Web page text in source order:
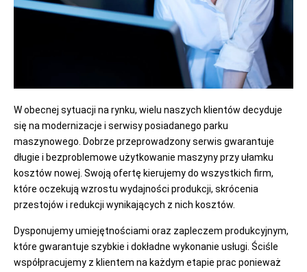
W obecnej sytuacji na rynku, wielu naszych klientów decyduje
się na modernizacje i serwisy posiadanego parku
maszynowego. Dobrze przeprowadzony serwis gwarantuje
długie i bezproblemowe użytkowanie maszyny przy ułamku
kosztów nowej. Swoją ofertę kierujemy do wszystkich firm,
które oczekują wzrostu wydajności produkcji, skrócenia
przestojów i redukcji wynikających z nich kosztów.
Dysponujemy umiejętnościami oraz zapleczem produkcyjnym,
które gwarantuje szybkie i dokładne wykonanie usługi. Ściśle
współpracujemy z klientem na każdym etapie prac ponieważ